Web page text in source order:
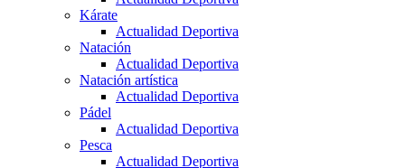
Kárate
Actualidad Deportiva
Natación
Actualidad Deportiva
Natación artística
Actualidad Deportiva
Pádel
Actualidad Deportiva
Pesca
Actualidad Deportiva